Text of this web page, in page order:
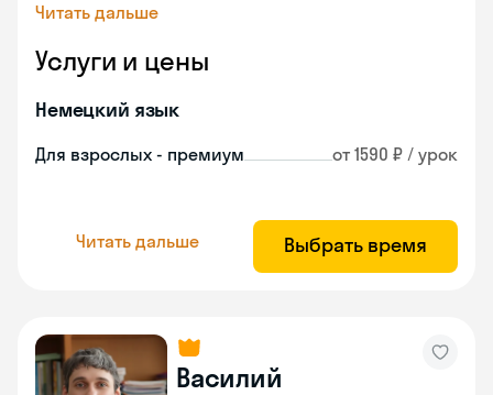
Читать дальше
Услуги и цены
Немецкий язык
Для взрослых - премиум от 1590 ₽ / урок
Читать дальше Выбрать время
Василий